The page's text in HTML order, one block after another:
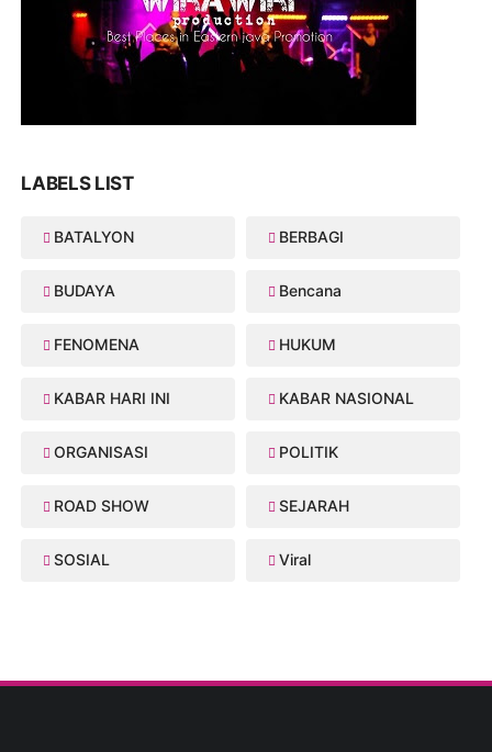
LABELS LIST
BATALYON BERBAGI
BUDAYA Bencana
FENOMENA HUKUM
KABAR HARI INI KABAR NASIONAL
ORGANISASI POLITIK
ROAD SHOW SEJARAH
SOSIAL Viral